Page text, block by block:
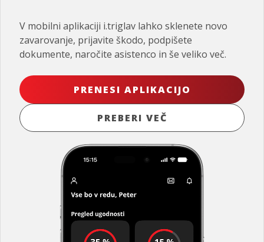
V mobilni aplikaciji i.triglav lahko sklenete novo
zavarovanje, prijavite škodo, podpišete
dokumente, naročite asistenco in še veliko več.
PRENESI APLIKACIJO
PREBERI VEČ